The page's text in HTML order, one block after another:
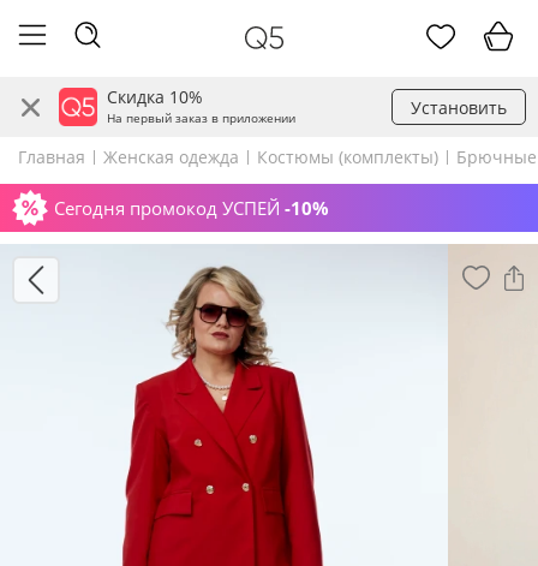
Скидка 10%
На первый заказ в приложении Установить
Главная Женская одежда Костюмы (комплекты)
Сегодня промокод УСПЕЙ -10%